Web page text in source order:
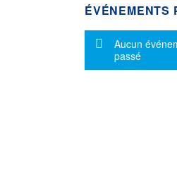
ÉVÉNEMENTS
Message
Aucun
passé